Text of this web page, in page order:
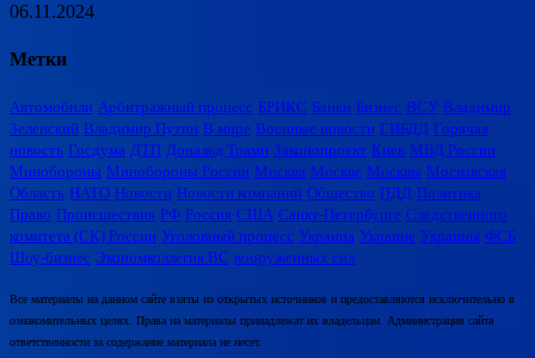
06.11.2024
Метки
Автомобили Арбитражный процесс БРИКС Банки Бизнес ВСУ Владимир
Зеленский Владимир Путин В мире Военные новости ГИБДД Горячая
новость Госдума ДТП Дональд Трамп Законопроект Киев МВД России
Минобороны Минобороны России Москва Москве Москвы Московская
Область НАТО Новости Новости компаний Общество ПДД Политика
Право Происшествия РФ Россия США Санкт-Петербурге Следственного
комитета (СК) России Уголовный процесс Украина Украине Украины ФСБ
Шоу-бизнес Экономколлегия ВС вооруженных сил
Все материалы на данном сайте взяты из открытых источников и предоставляются исключительно в
ознакомительных целях. Права на материалы принадлежат их владельцам. Администрация сайта
ответственности за содержание материала не несет.